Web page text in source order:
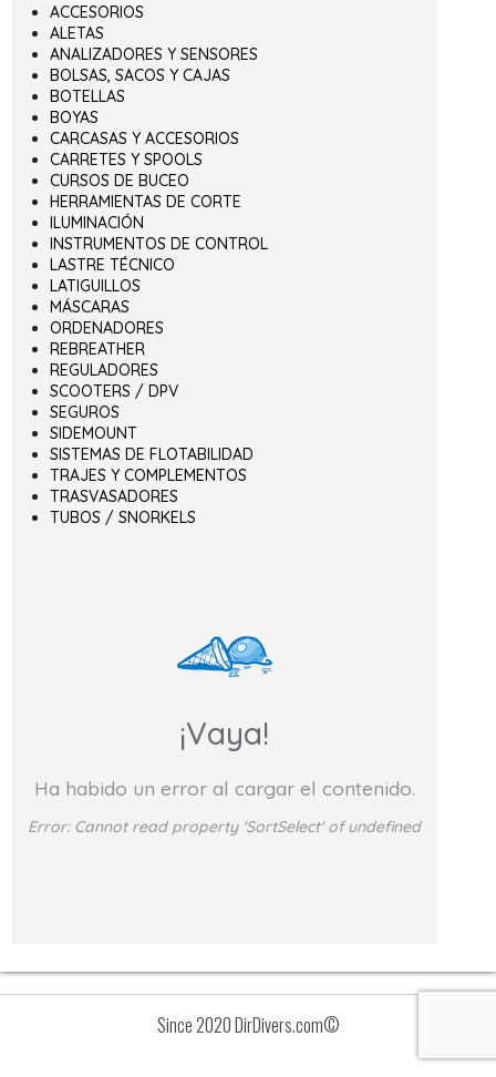
ACCESORIOS
ALETAS
ANALIZADORES Y SENSORES
BOLSAS, SACOS Y CAJAS
BOTELLAS
BOYAS
CARCASAS Y ACCESORIOS
CARRETES Y SPOOLS
CURSOS DE BUCEO
HERRAMIENTAS DE CORTE
ILUMINACIÓN
INSTRUMENTOS DE CONTROL
LASTRE TÉCNICO
LATIGUILLOS
MÁSCARAS
ORDENADORES
REBREATHER
REGULADORES
SCOOTERS / DPV
SEGUROS
SIDEMOUNT
SISTEMAS DE FLOTABILIDAD
TRAJES Y COMPLEMENTOS
TRASVASADORES
TUBOS / SNORKELS
¡Vaya!
Ha habido un error al cargar el contenido.
Error: Cannot read property 'SortSelect' of undefined
Since 2020 DirDivers.com©